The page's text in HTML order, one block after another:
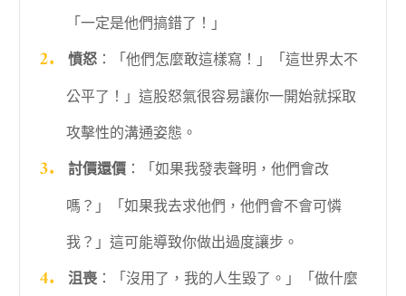
「一定是他們搞錯了！」
憤怒：「他們怎麼敢這樣寫！」「這世界太不
公平了！」這股怒氣很容易讓你一開始就採取
攻擊性的溝通姿態。
討價還價：「如果我發表聲明，他們會改
嗎？」「如果我去求他們，他們會不會可憐
我？」這可能導致你做出過度讓步。
沮喪：「沒用了，我的人生毀了。」「做什麼